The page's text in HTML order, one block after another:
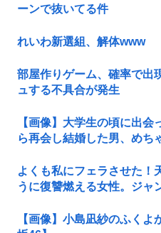
ーンで抜いてる件
れいわ新選組、解体www
部屋作りゲーム、確率で出
ュする不具合が発生
【画像】大学生の頃に出
ら再会し結婚した男、めち
よくも私にフェラさせた！
うに復讐燃える女性。ジャ
【画像】小島凪紗のふく